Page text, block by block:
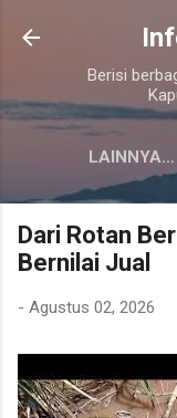
Berisi
LAINNYA…
Dari Rotan
Bernilai Jual
- Agustus 02, 2026